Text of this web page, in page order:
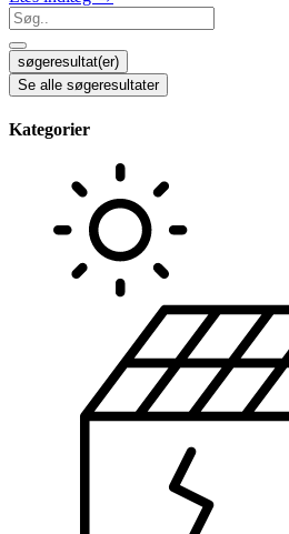
Search
...
søgeresultat(er)
Se alle søgeresultater
Kategorier